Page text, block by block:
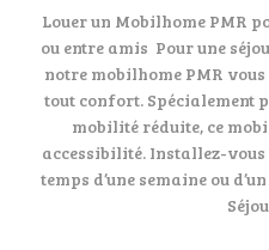
Louer un Mobilhome PMR
ou entre amis Pour une
notre mobilhome PMR
tout confort. Spécialement
mobilité réduite, ce
accessibilité. Installez-vous
temps d’une semaine ou